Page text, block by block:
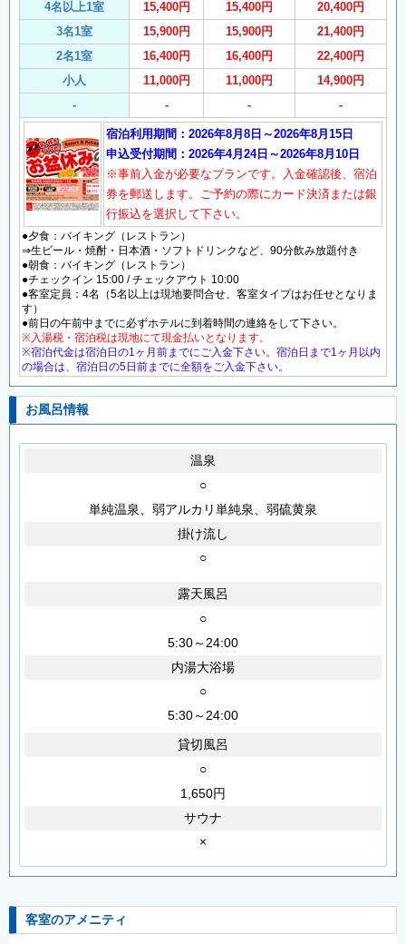
4名以上1室 15,400円 15,400円
20,400円
3名1室
15,900円 15,900円
21,400円
2名1室
16,400円 16,400円
22,400円
小人
11,000円 11,000円
14,900円
-
- - -
宿泊利用期間：2026年8月8日～2026年8月15日
申込受付期間：2026年4月24日～2026年8月10日
※事前入金が必要なプランです。入金確認後、宿泊
券を郵送します。ご予約の際にカード決済または銀
行振込を選択して下さい。
●夕食：バイキング（レストラン）
⇒生ビール・焼酎・日本酒・ソフトドリンクなど、90分飲み放題付き
●朝食：バイキング（レストラン）
●チェックイン 15:00 / チェックアウト 10:00
●客室定員：4名（5名以上は現地要問合せ、客室タイプはお任せとなりま
す）
●前日の午前中までに必ずホテルに到着時間の連絡をして下さい。
※入湯税・宿泊税は現地にて現金払いとなります。
※宿泊代金は宿泊日の1ヶ月前までにご入金下さい。宿泊日まで1ヶ月以内
の場合は、宿泊日の5日前までに全額をご入金下さい。
お風呂情報
温泉
○
単純温泉、弱アルカリ単純泉、弱硫黄泉
掛け流し
○
露天風呂
○
5:30～24:00
内湯大浴場
○
5:30～24:00
貸切風呂
○
1,650円
サウナ
×
客室のアメニティ